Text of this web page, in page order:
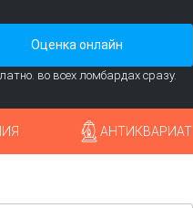
Оценка онлайн
во всех ломбардах сразу.
АНТИКВАРИАТ